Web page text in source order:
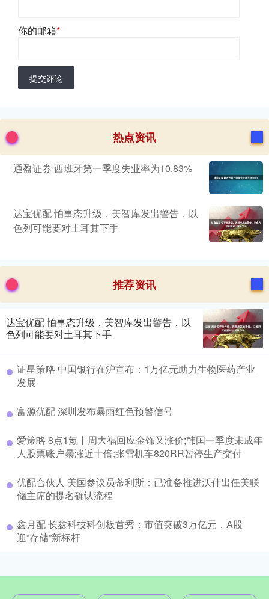
你的邮箱*
提交评论
热点资讯
通盈证券 西班牙第一季度失业率为10.83%
达宝优配 怕事态升级，美智库发出警告，以
色列可能要对土耳其下手
推荐资讯
达宝优配 怕事态升级，美智库发出警告，以
色列可能要对土耳其下手
证星策略 中国银行在沪宣布：1万亿元助力生物医药产业
发展
富源优配 深圳发布暴雨红色预警信号
爱策略 8点1氪丨周大福回应金饰又涨价;韩国一季度未成年
人股票账户暴涨近十倍;张雪机车820RR暂停生产交付
优配合伙人 美国参议员蒂利斯：已准备推进沃什出任美联
储主席的提名确认流程
鑫月配 长鑫科技科创板首秀：市值突破3万亿元，A股
迎“存储”新标杆